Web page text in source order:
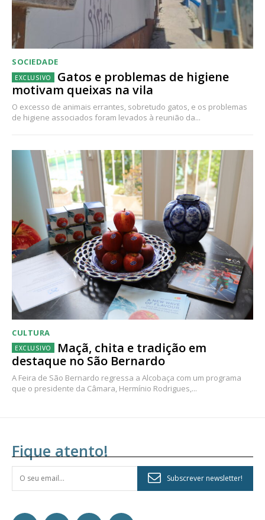
SOCIEDADE
Gatos e problemas de higiene
motivam queixas na vila
O excesso de animais errantes, sobretudo gatos, e os problemas
de higiene associados foram levados à reunião da...
CULTURA
Maçã, chita e tradição em
destaque no São Bernardo
A Feira de São Bernardo regressa a Alcobaça com um programa
que o presidente da Câmara, Hermínio Rodrigues,...
Fique atento!
Subscrever newsletter!